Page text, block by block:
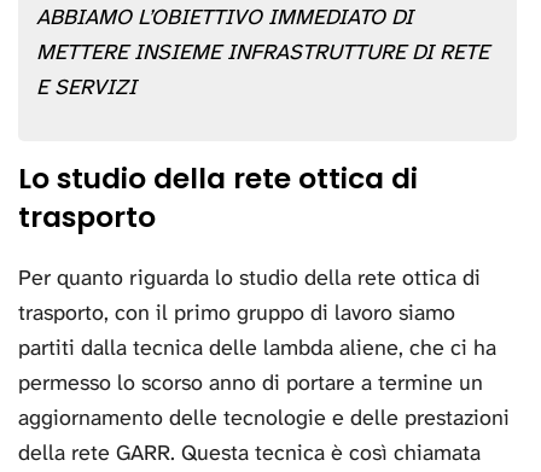
ABBIAMO L’OBIETTIVO IMMEDIATO DI
METTERE INSIEME INFRASTRUTTURE DI RETE
E SERVIZI
Lo studio della rete ottica di
trasporto
Per quanto riguarda lo studio della rete ottica di
trasporto, con il primo gruppo di lavoro siamo
partiti dalla tecnica delle lambda aliene, che ci ha
permesso lo scorso anno di portare a termine un
aggiornamento delle tecnologie e delle prestazioni
della rete GARR. Questa tecnica è così chiamata